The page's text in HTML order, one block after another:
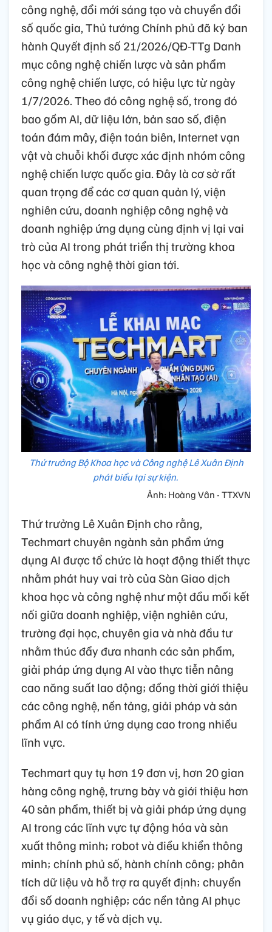
công nghệ, đổi mới sáng tạo và chuyển đổi
số quốc gia, Thủ tướng Chính phủ đã ký ban
hành Quyết định số 21/2026/QĐ-TTg Danh
mục công nghệ chiến lược và sản phẩm
công nghệ chiến lược, có hiệu lực từ ngày
1/7/2026. Theo đó công nghệ số, trong đó
bao gồm AI, dữ liệu lớn, bản sao số, điện
toán đám mây, điện toán biên, Internet vạn
vật và chuỗi khối được xác định nhóm công
nghệ chiến lược quốc gia. Đây là cơ sở rất
quan trọng để các cơ quan quản lý, viện
nghiên cứu, doanh nghiệp công nghệ và
doanh nghiệp ứng dụng cùng định vị lại vai
trò của AI trong phát triển thị trường khoa
học và công nghệ thời gian tới.
Thứ trưởng Bộ Khoa học và Công nghệ Lê Xuân Định
phát biểu tại sự kiện.
Ảnh: Hoàng Vân - TTXVN
Thứ trưởng Lê Xuân Định cho rằng,
Techmart chuyên ngành sản phẩm ứng
dụng AI được tổ chức là hoạt động thiết thực
nhằm phát huy vai trò của Sàn Giao dịch
khoa học và công nghệ như một đầu mối kết
nối giữa doanh nghiệp, viện nghiên cứu,
trường đại học, chuyên gia và nhà đầu tư
nhằm thúc đẩy đưa nhanh các sản phẩm,
giải pháp ứng dụng AI vào thực tiễn nâng
cao năng suất lao động; đồng thời giới thiệu
các công nghệ, nền tảng, giải pháp và sản
phẩm AI có tính ứng dụng cao trong nhiều
lĩnh vực.
Techmart quy tụ hơn 19 đơn vị, hơn 20 gian
hàng công nghệ, trưng bày và giới thiệu hơn
40 sản phẩm, thiết bị và giải pháp ứng dụng
AI trong các lĩnh vực tự động hóa và sản
xuất thông minh; robot và điều khiển thông
minh; chính phủ số, hành chính công; phân
tích dữ liệu và hỗ trợ ra quyết định; chuyển
đổi số doanh nghiệp; các nền tảng AI phục
vụ giáo dục, y tế và dịch vụ.